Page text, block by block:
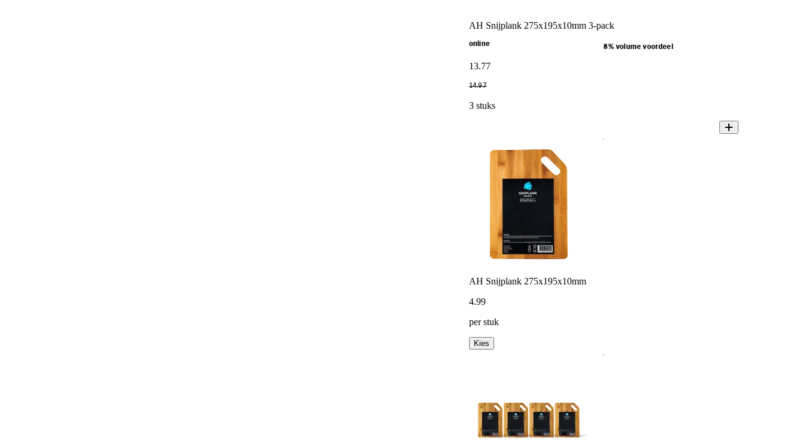
AH Snijplank 275x195x10mm 3-pack
online 8% volume voordeel
13.77
14.97
3 stuks
AH Snijplank 275x195x10mm
4.99
per stuk
Kies